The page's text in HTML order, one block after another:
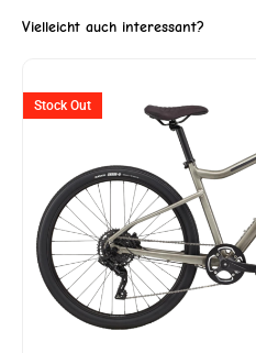
Vielleicht auch interessant?
Stock Out